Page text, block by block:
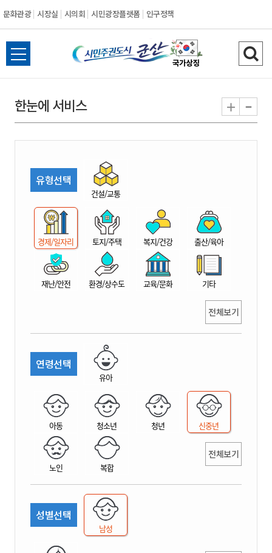
문화관광 시장실 시의회 시민광장플랫폼 인구정책
시
민
권
시
산
전
체
뉴
열
검
색
기
한눈에 서비스 + -
유형선택
건설/교통
경제/일자리 토지/주택 복지/건강 출산/육아
재난/안전 환경/상수도 교육/문화 기타
전체보기
연령선택
유아
아동 청소년 청년 신중년
노인 복합
전체보기
성별선택
남성